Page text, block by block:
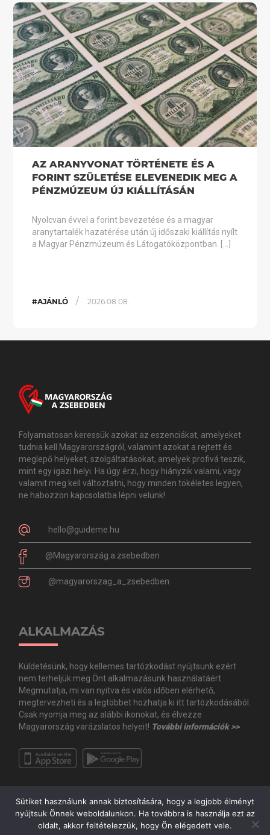
AZ ARANYVONAT TÖRTÉNETE ÉS A
FORINT SZÜLETÉSE ELEVENEDIK MEG A
PÉNZMÚZEUM ÚJ KIÁLLÍTÁSÁN
Nyolcvan évvel a forint bevezetése és a magyar
aranytartalék hazatérése után új időszaki kiállítás nyílt
a Magyar Pénzmúzeum és Látogatóközpontban. […]
#AJÁNLÓ / 2026.08.08.
Folyamatosan keressük azokat az eszenciákat, amelyeket
tudnia kell Magyarországról, valamint azokat a rejtett és
meglepő helyeket, szolgáltatásokat, amelyek profivá teszik,
mint egy igazi helyi. Ha úgy érzi, hogy hiányzik valami, vagy
valamit meg kell változtatni, hogy minden tökéletes legyen,
ne habozzon kapcsolatba lépni velünk!
hello@guideme.hu
@Magyarország.a.zsebedben
@magyarorszag_a_zsebedben
ALKALMAZÁS
Küldetésünk, hogy kellemes tartózkodást nyújtsunk ezért
nem terheljük meg Önt alkalmazásunk használatáért.
Megmutatja, mi van nyitva és valós időben elérhető,
megtervezheti és a legtöbbet hozhatja ki itt tartózkodásából.
Csak nyomja meg az alábbi ikonokat, és élvezze
Magyarország varázslatos helyeit! További információk >>
Sütiket használunk annak biztosítására, hogy a legjobb élményt
nyújtsuk Önnek weboldalunkon. Ha továbbra is használja ezt az
oldalt, akkor feltételezzük, hogy Ön elégedett vele.